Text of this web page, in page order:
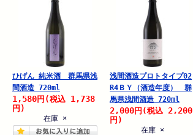
ひげん 純米酒 群馬県浅
間酒造 720ml
1,580円 (税込 1,738
円)
在庫 ×
浅間酒造プロトタイプ02
R4ＢＹ（酒造年度） 群
馬県浅間酒造 720ml
2,000円 (税込 2,200
円)
在庫 ×